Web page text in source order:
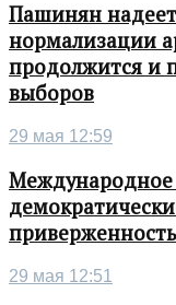
Пашинян
нормализации
продолжится и
выборов
29 мая 12:59
Международное
29 мая 12:51